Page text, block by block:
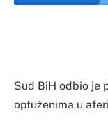
Sud BiH odbio je
optuženima u